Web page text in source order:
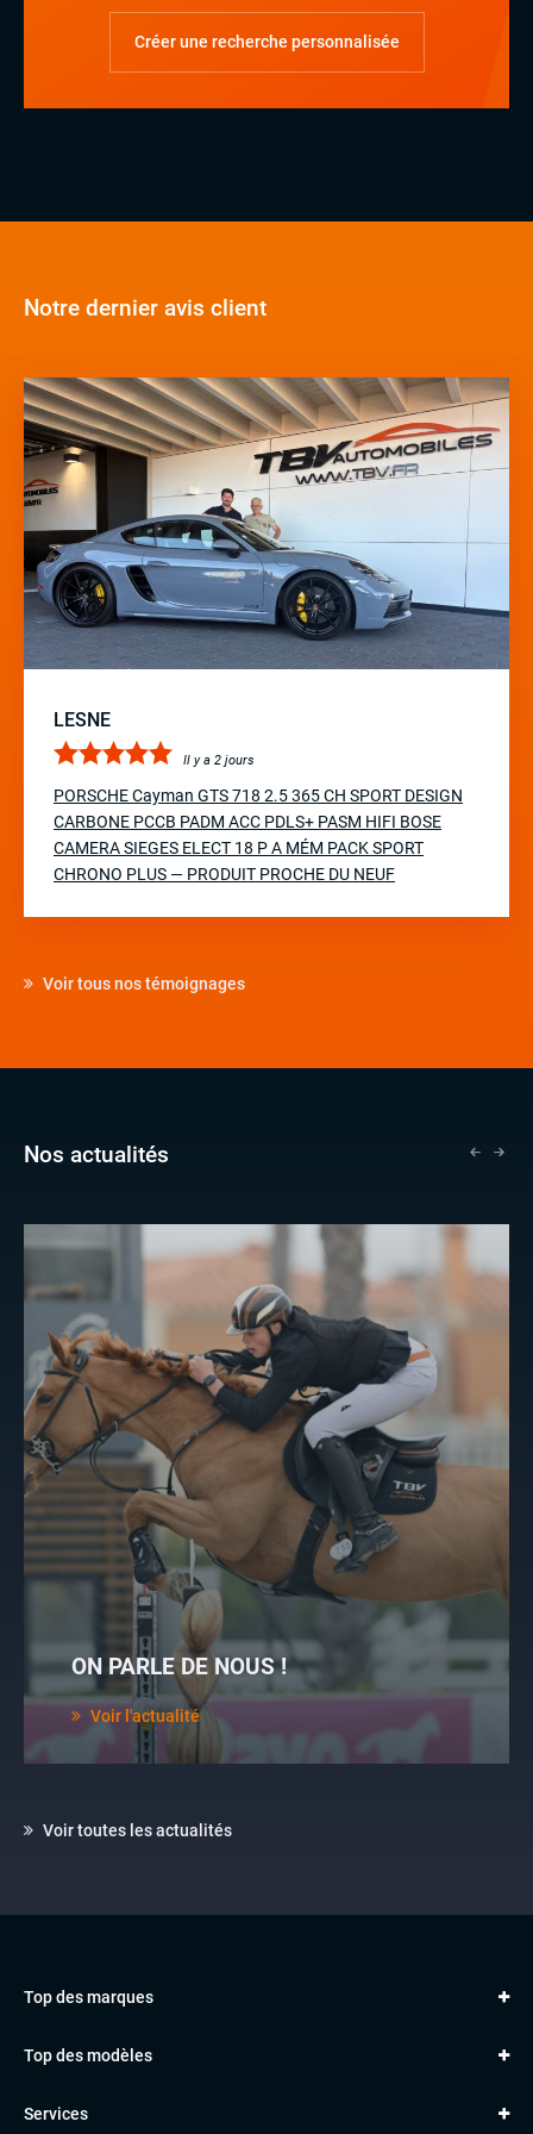
Créer une recherche personnalisée
Notre dernier avis client
LESNE
Il y a 2 jours
PORSCHE Cayman GTS 718 2.5 365 CH SPORT DESIGN
CARBONE PCCB PADM ACC PDLS+ PASM HIFI BOSE
CAMERA SIEGES ELECT 18 P A MÉM PACK SPORT
CHRONO PLUS — PRODUIT PROCHE DU NEUF
Voir tous nos témoignages
Nos actualités
ON PARLE DE NOUS !
Voir l'actualité
Voir toutes les actualités
Top des marques
VOLKSWAGEN
BMW
Top des modèles
Classe A
Services